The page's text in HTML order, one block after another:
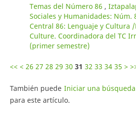
Temas del Número 86 ,
Sociales y Humanidades: Núm.
Central 86: Lenguaje y Cultura
Culture. Coordinadora del TC
(primer semestre)
<< < 26 27 28 29 30 31 32 33 34 35 >
También puede Iniciar una
para este artículo.